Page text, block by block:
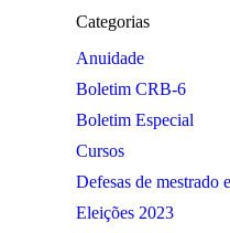
Categorias
Anuidade
Boletim CRB-6
Boletim Especial
Cursos
Defesas de mestrado
Eleições 2023